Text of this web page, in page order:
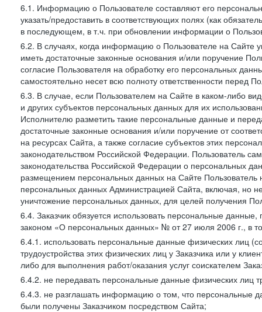
6.1. Информацию о Пользователе составляют его
указать/предоставить в соответствующих полях (как
в последующем, в т.ч. при обновлении информации о
6.2. В случаях, когда информацию о Пользователе на Сайте
иметь достаточные законные основания и/или поручение
согласие Пользователя на обработку его персональных
самостоятельно несет всю полноту ответственности перед
6.3. В случае, если Пользователем на Сайте в каком-либо
и других субъектов персональных данных для их
Исполнителю разметить такие персональные данные и
достаточные законные основания и/или поручение от
на ресурсах Сайта, а также согласие субъектов этих
законодательством Российской Федерации. Пользователь
законодательства Российской Федерации о персональных
размещением персональных данных на Сайте Пользователь
персональных данных Администрацией Сайта, включая, но
уничтожение персональных данных, для целей получения
6.4. Заказчик обязуется использовать персональные
законом «О персональных данных» № от 27 июля 2006 г., в
6.4.1. использовать персональные данные физических лиц
трудоустройства этих физических лиц у Заказчика или у
либо для выполнения работ/оказания услуг соискателем
6.4.2. не передавать персональные данные физических лиц
6.4.3. не разглашать информацию о том, что персональные
были получены Заказчиком посредством Сайта;